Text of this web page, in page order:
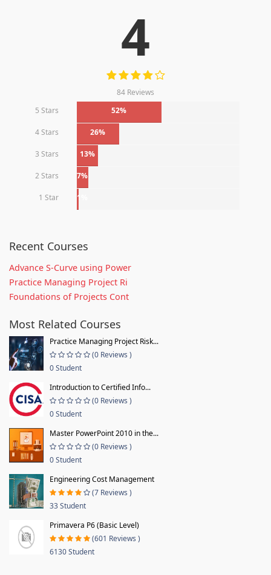
4
84 Reviews
5 Stars
52%
4 Stars 26%
3 Stars 13%
2 Stars 7%
1 Star 1%
Recent Courses
Advance S-Curve using Power
Practice Managing Project Ri
Foundations of Projects Cont
Most Related Courses
Practice Managing Project Risk...
(0 Reviews )
0 Student
Introduction to Certified Info...
(0 Reviews )
0 Student
Master PowerPoint 2010 in the...
(0 Reviews )
0 Student
Engineering Cost Management
(7 Reviews )
33 Student
Primavera P6 (Basic Level)
(601 Reviews )
6130 Student